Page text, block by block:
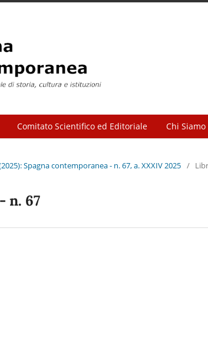
Comitato Scientifico ed Editoriale Chi Siamo
Spagna contemporanea - n. 67, a. XXXIV 2025 /
n. 67